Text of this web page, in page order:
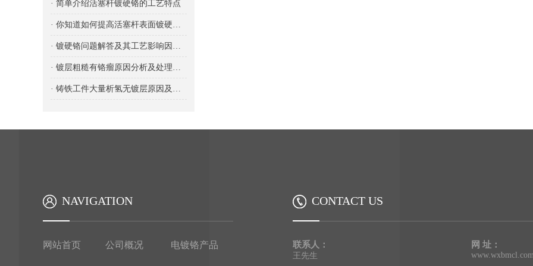
· 简单介绍活塞杆镀硬铬的工艺特点
· 你知道如何提高活塞杆表面镀硬铬电镀的质量
· 镀硬铬问题解答及其工艺影响因素分析
· 镀层粗糙有铬瘤原因分析及处理方法
· 铸铁工件大量析氢无镀层原因及处理
NAVIGATION
网站首页 公司概况 电镀铬产品
CONTACT US
联系人：
王先生
网 址：